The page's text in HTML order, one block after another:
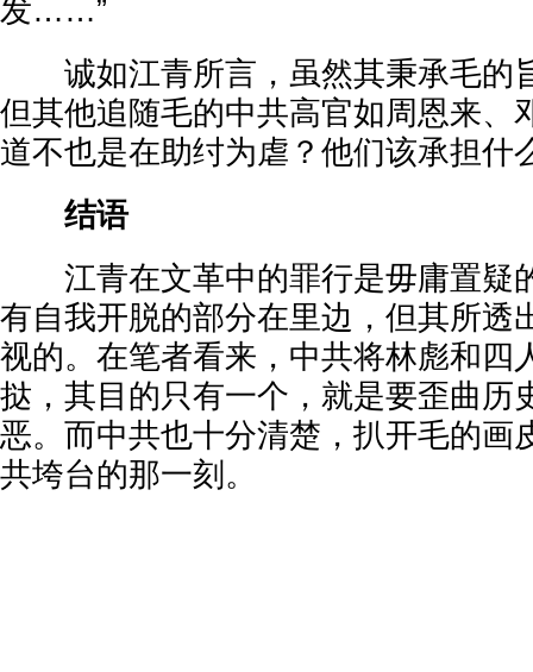
发……”
诚如江青所言，虽然其秉承毛的
但其他追随毛的中共高官如周恩来、
道不也是在助纣为虐？他们该承担什
结语
江青在文革中的罪行是毋庸置疑
有自我开脱的部分在里边，但其所透
视的。在笔者看来，中共将林彪和四
挞，其目的只有一个，就是要歪曲历
恶。而中共也十分清楚，扒开毛的画
共垮台的那一刻。